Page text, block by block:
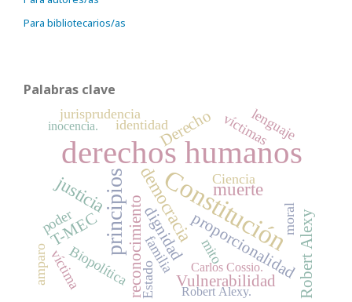
Para bibliotecarios/as
Palabras clave
derechos humanos
Constitución
principios
justicia muerte
democracia
proporcionalidadRobert Alexy
Vulnerabilidad
Derecho
dignidad
T-MEC reconocimiento
Ciencia
moral
Biopolítica
víctimas
identidad
familia mito
lenguaje
jurisprudencia
Estado
poder
víctima
amparo
Robert Alexy.
inocencia.
Carlos Cossio.